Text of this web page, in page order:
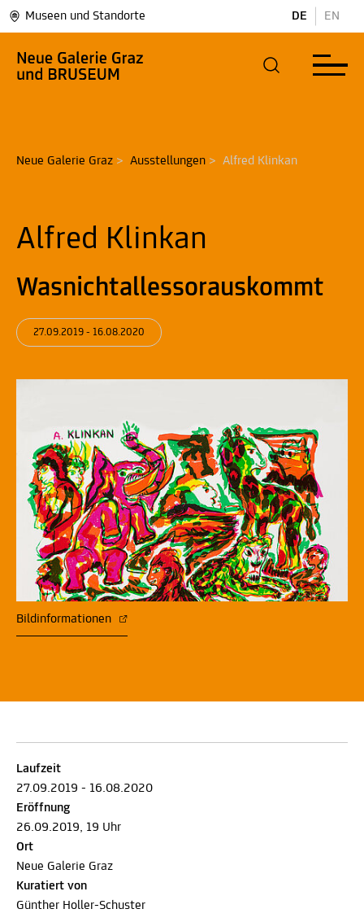
Museen und Standorte DE EN
Neue Galerie Graz > Ausstellungen > Alfred Klinkan
Alfred Klinkan
Wasnichtallessorauskommt
27.09.2019 - 16.08.2020
Bildinformationen
Laufzeit
27.09.2019 - 16.08.2020
Eröffnung
26.09.2019, 19 Uhr
Ort
Neue Galerie Graz
Kuratiert von
Günther Holler-Schuster